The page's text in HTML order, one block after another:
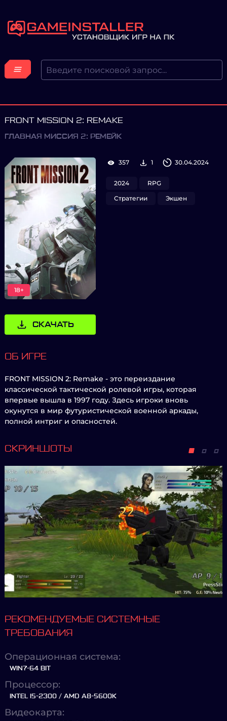
FRONT MISSION 2: REMAKE
ГЛАВНАЯ МИССИЯ 2: РЕМЕЙК
18+
СКАЧАТЬ
357 1 30.04.2024
2024
RPG
Стратегии
Экшен
ОБ ИГРЕ
FRONT MISSION 2: Remake - это переиздание
классической тактической ролевой игры, которая
впервые вышла в 1997 году. Здесь игроки вновь
окунутся в мир футуристической военной аркады,
полной интриг и опасностей.
СКРИНШОТЫ
РЕКОМЕНДУЕМЫЕ СИСТЕМНЫЕ
ТРЕБОВАНИЯ
Операционная система:
WIN7-64 BIT
Процессор:
INTEL I5-2300 / AMD A8-5600K
Видеокарта: